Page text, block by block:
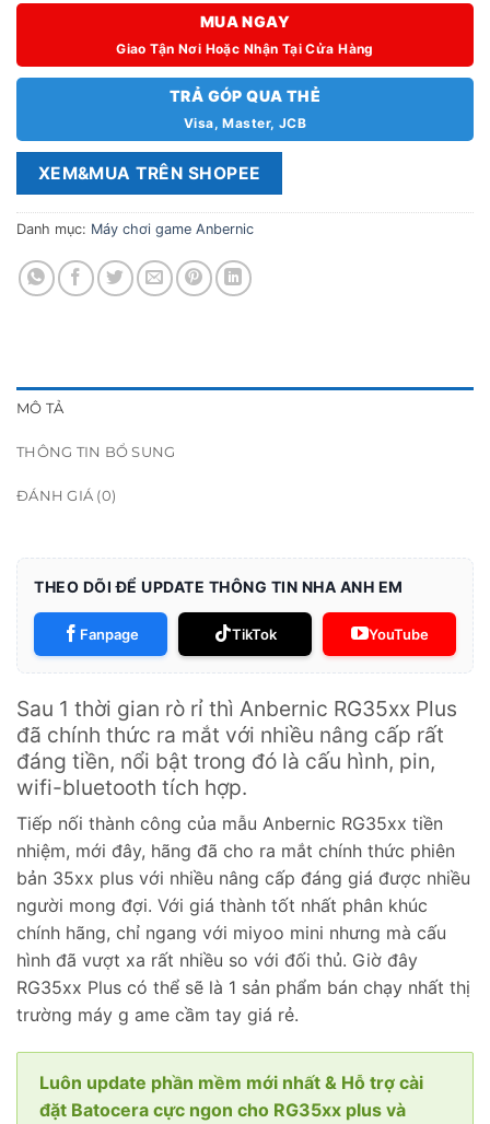
MUA NGAY
Giao Tận Nơi Hoặc Nhận Tại Cửa Hàng
TRẢ GÓP QUA THẺ
Visa, Master, JCB
XEM&MUA TRÊN SHOPEE
Danh mục: Máy chơi game Anbernic
MÔ TẢ
THÔNG TIN BỔ SUNG
ĐÁNH GIÁ (0)
THEO DÕI ĐỂ UPDATE THÔNG TIN NHA ANH EM
Fanpage TikTok YouTube
Sau 1 thời gian rò rỉ thì Anbernic RG35xx Plus
đã chính thức ra mắt với nhiều nâng cấp rất
đáng tiền, nổi bật trong đó là cấu hình, pin,
wifi-bluetooth tích hợp.
Tiếp nối thành công của mẫu Anbernic RG35xx tiền
nhiệm, mới đây, hãng đã cho ra mắt chính thức phiên
bản 35xx plus với nhiều nâng cấp đáng giá được nhiều
người mong đợi. Với giá thành tốt nhất phân khúc
chính hãng, chỉ ngang với miyoo mini nhưng mà cấu
hình đã vượt xa rất nhiều so với đối thủ. Giờ đây
RG35xx Plus có thể sẽ là 1 sản phẩm bán chạy nhất thị
trường máy g ame cầm tay giá rẻ.
Luôn update phần mềm mới nhất & Hỗ trợ cài
đặt Batocera cực ngon cho RG35xx plus và